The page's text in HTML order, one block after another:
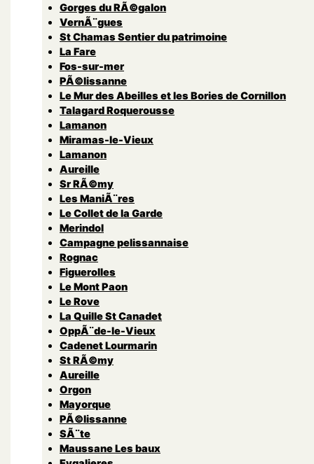
Gorges du RÃ©galon
VernÃ¨gues
St Chamas Sentier du patrimoine
La Fare
Fos-sur-mer
PÃ©lissanne
Le Mur des Abeilles et les Bories de Cornillon
Talagard Roquerousse
Lamanon
Miramas-le-Vieux
Lamanon
Aureille
Sr RÃ©my
Les ManiÃ¨res
Le Collet de la Garde
Merindol
Campagne pelissannaise
Rognac
Figuerolles
Le Mont Paon
Le Rove
La Quille St Canadet
OppÃ¨de-le-Vieux
Cadenet Lourmarin
St RÃ©my
Aureille
Orgon
Mayorque
PÃ©lissanne
SÃ¨te
Maussane Les baux